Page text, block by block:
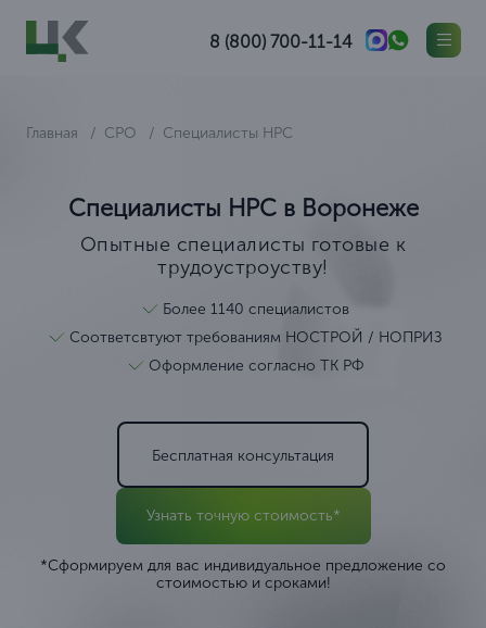
8 (800) 700-11-14
Главная СРО Специалисты НРС
Специалисты НРС в Воронеже
Опытные специалисты готовые к
трудоустроуству!
Более 1140 специалистов
Соответсвтуют требованиям НОСТРОЙ / НОПРИЗ
Оформление согласно ТК РФ
Бесплатная консультация
Узнать точную стоимость*
*Сформируем для вас индивидуальное предложение со
стоимостью и сроками!